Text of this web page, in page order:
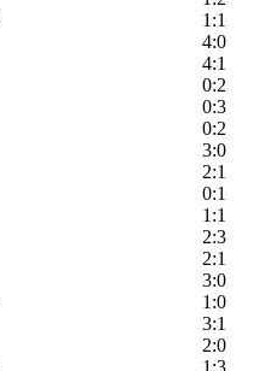
1:1
4:0
4:1
0:2
0:3
0:2
3:0
2:1
0:1
1:1
2:3
2:1
3:0
1:0
3:1
2:0